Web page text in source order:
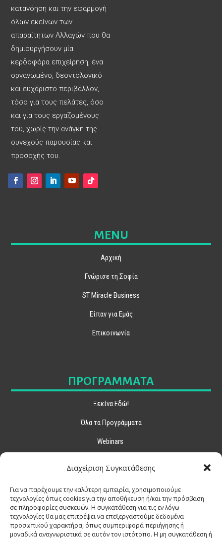
Διαχείριση Συγκατάθεσης
Για να παρέχουμε την καλύτερη εμπειρία, χρησιμοποιούμε
τεχνολογίες όπως cookies για την αποθήκευση ή/και την πρόσβαση
σε πληροφορίες συσκευών. Η συγκατάθεση για τις εν λόγω
τεχνολογίες θα μας επιτρέψει να επεξεργαστούμε δεδομένα
προσωπικού χαρακτήρα, όπως συμπεριφορά περιήγησης ή
μοναδικά αναγνωριστικά σε αυτόν τον ιστότοπο. Η μη συγκατάθεση ή
κατανόηση και την εφαρμογή
όλων εκείνων των
απαραίτητων Αλλαγών που θα
δημιουργήσουν μία
κερδοφόρα επιχείρηση, ένα
οργανωμένο, δεοντολογικό
και ευχάριστο περιβάλλον,
τόσο για τους πελάτες, όσο
και για τους εργαζομένους
του, χωρίς την ανάγκη της
συνεχούς παρουσίας και
προσοχής του.
MENU
Αρχική
Γνώρισε τη Σοφία
ST Miracle Business
Είπαν για Εμάς
Επικοινωνία
ΠΡΟΓΡΑΜΜΑΤΑ
Ξεκίνα Εδώ!
Όλα τα Προγράμματα
Webinars
MEDIA
Miracle TV
Podcast